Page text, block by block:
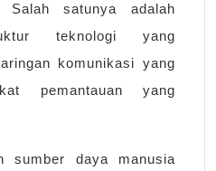
Salah satunya adalah
teknologi yang
komunikasi yang
pemantauan yang
sumber daya manusia